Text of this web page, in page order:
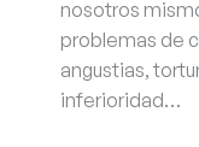
nosotros
problemas de
angustias,
inferioridad…